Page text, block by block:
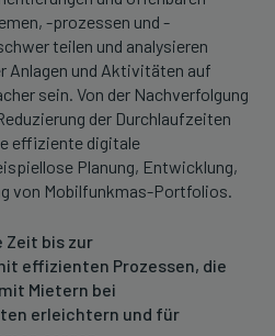
-prozessen und -
teilen und analysieren
Anlagen und Aktivitäten auf
sein. Von der Nachverfolgung
der Durchlaufzeiten
effiziente digitale
Planung, Entwicklung,
von Mobilfunkmas-Portfolios.
Zeit bis zur
effizienten Prozessen, die
Mietern bei
erleichtern und für